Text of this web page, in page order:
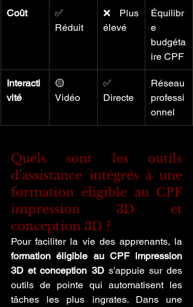
Coût
✅
Réduit
❌ Plus
élevé
Équilibr
e
budgéta
ire CPF
Interacti
vité
🟡
Vidéo
✅
Directe
Réseau
professi
onnel
Quels sont les outils
d'assistance intégrés à une
formation éligible au CPF
impression 3D et
conception 3D ?
formation éligible au CPF impression
3D et conception 3D s'appuie sur des
outils de pointe qui automatisent les